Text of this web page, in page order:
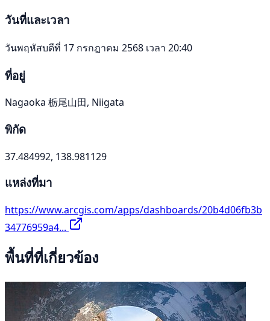
วันที่และเวลา
วันพฤหัสบดีที่ 17 กรกฎาคม 2568 เวลา 20:40
ที่อยู่
Nagaoka 栃尾山田, Niigata
พิกัด
37.484992, 138.981129
แหล่งที่มา
https://www.arcgis.com/apps/dashboards/20b4d06fb3b
34776959a4...
พื้นที่ที่เกี่ยวข้อง